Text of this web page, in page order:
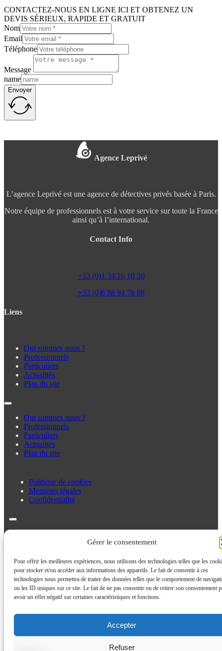
Gérer le consentement
Pour offrir les meilleures expériences, nous utilisons des technologies telles que les
pour stocker et/ou accéder aux informations des appareils. Le fait de consentir à ces
technologies nous permettra de traiter des données telles que le comportement de
ou les ID uniques sur ce site. Le fait de ne pas consentir ou de retirer son consentement
avoir un effet négatif sur certaines caractéristiques et fonctions.
Accepter
Refuser
CONTACTEZ-NOUS EN LIGNE ICI ET OBTENEZ UN
DEVIS SÉRIEUX, RAPIDE ET GRATUIT
Nom
Email
Téléphone
Message
name
Envoyer
Agence Leprivé
L’agence Leprivé est une agence de détectives privés basée à Paris.
Notre équipe de professionnels est à votre service sur toute la France
ainsi qu’à l’international.
Contact Info
+33 (0)1 34 16 10 50
+33 (0)6 88 94 78 88
Liens
Qui sommes nous ?
Professionnels
Particuliers
Actualités
Plan du site
Qui sommes nous ?
Professionnels
Particuliers
Actualités
Plan du site
Politique de cookies
Mentions légales
Confidentialité